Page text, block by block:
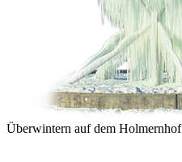
Überwintern auf dem Holmernhof